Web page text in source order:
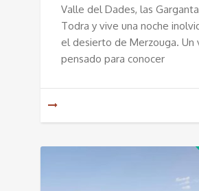
Valle del Dades, las
Todra y vive una noche
el desierto de Merzouga. Un
pensado para conocer